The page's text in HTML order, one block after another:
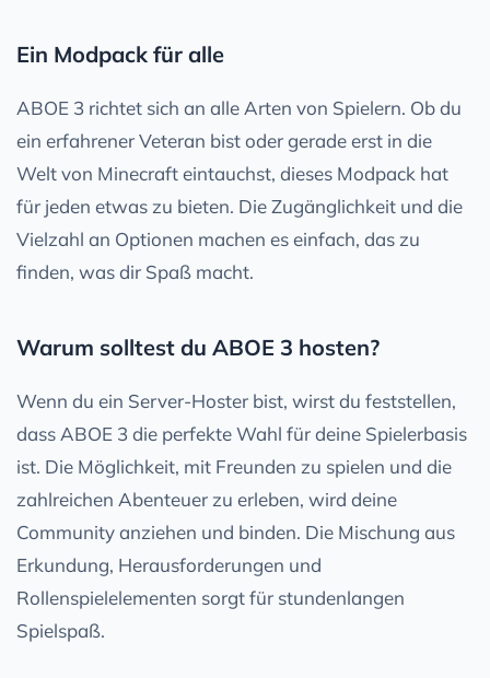
Ein Modpack für alle
ABOE 3 richtet sich an alle Arten von Spielern. Ob du
ein erfahrener Veteran bist oder gerade erst in die
Welt von Minecraft eintauchst, dieses Modpack hat
für jeden etwas zu bieten. Die Zugänglichkeit und die
Vielzahl an Optionen machen es einfach, das zu
finden, was dir Spaß macht.
Warum solltest du ABOE 3 hosten?
Wenn du ein Server-Hoster bist, wirst du feststellen,
dass ABOE 3 die perfekte Wahl für deine Spielerbasis
ist. Die Möglichkeit, mit Freunden zu spielen und die
zahlreichen Abenteuer zu erleben, wird deine
Community anziehen und binden. Die Mischung aus
Erkundung, Herausforderungen und
Rollenspielelementen sorgt für stundenlangen
Spielspaß.